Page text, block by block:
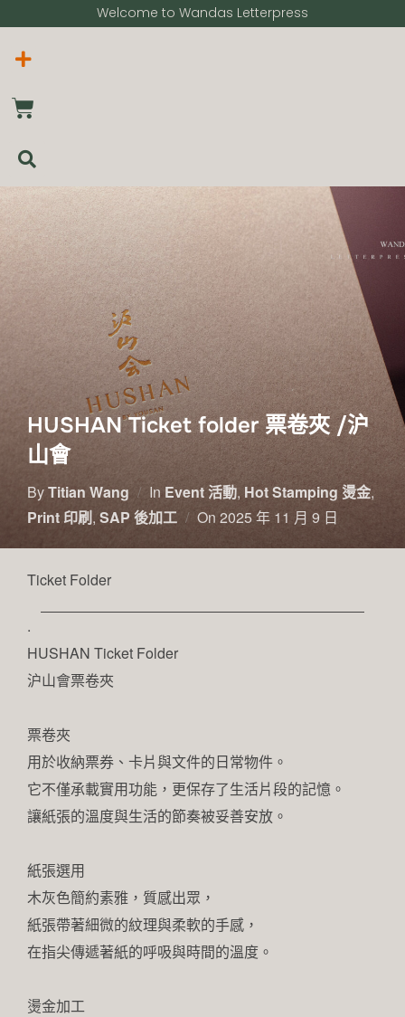
Welcome to Wandas Letterpress​
HUSHAN Ticket folder 票卷夾 /沪
山會
ByTitian Wang InEvent 活動, Hot Stamping 燙金,
Print 印刷, SAP 後加工 On2025 年 11 月 9 日
Ticket Folder
.
HUSHAN Ticket Folder
沪山會票卷夾
票卷夾
用於收納票券、卡片與文件的日常物件。
它不僅承載實用功能，更保存了生活片段的記憶。
讓紙張的溫度與生活的節奏被妥善安放。
紙張選用
木灰色簡約素雅，質感出眾，
紙張帶著細微的紋理與柔軟的手感，
在指尖傳遞著紙的呼吸與時間的溫度。
燙金加工